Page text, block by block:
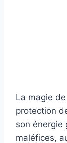
La magie
protection
son énergie
maléfices,